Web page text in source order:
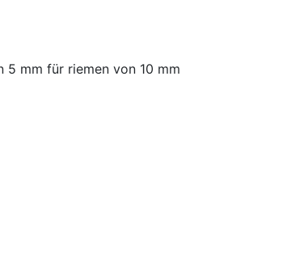
5 mm für riemen von 10 mm